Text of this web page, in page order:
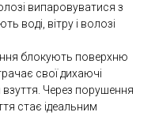
випаровуватися з
воді, вітру і волозі
блокують поверхню
свої дихаючі
Через порушення
стає ідеальним